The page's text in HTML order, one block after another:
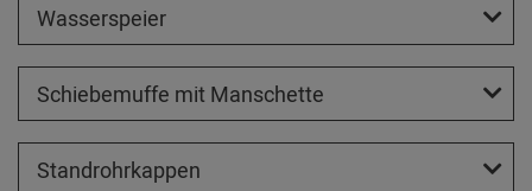
Wasserspeier
Schiebemuffe mit Manschette
Standrohrkappen